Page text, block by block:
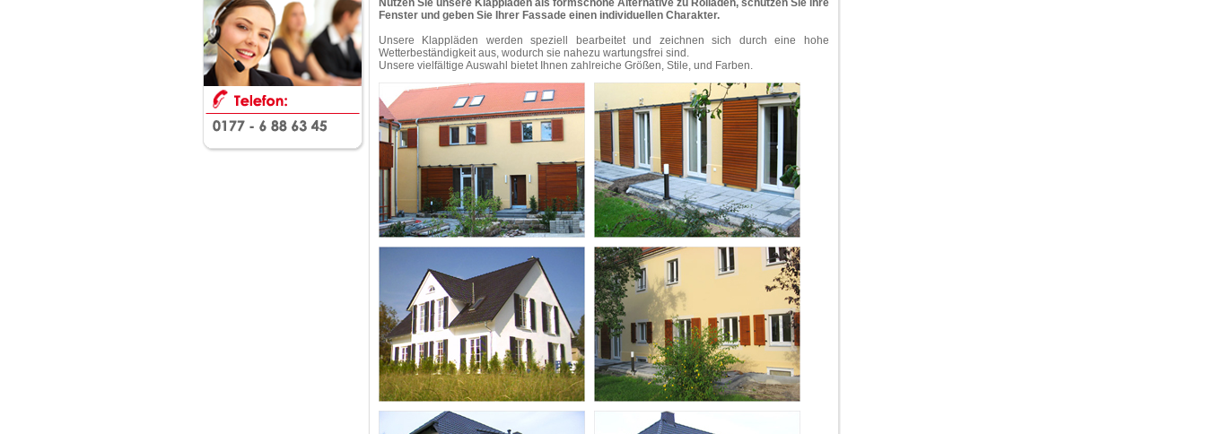
Fenster und geben Sie Ihrer Fassade einen individuellen Charakter.
Unsere Klappläden werden speziell bearbeitet und zeichnen sich durch eine hohe
Wetterbeständigkeit aus, wodurch sie nahezu wartungsfrei sind.
Unsere vielfältige Auswahl bietet Ihnen zahlreiche Größen, Stile, und Farben.